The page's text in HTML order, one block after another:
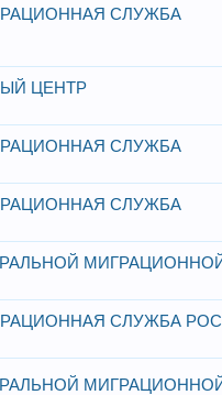
СЛУЖБА
ЦЕНТР
СЛУЖБА
СЛУЖБА
СЛУЖБА